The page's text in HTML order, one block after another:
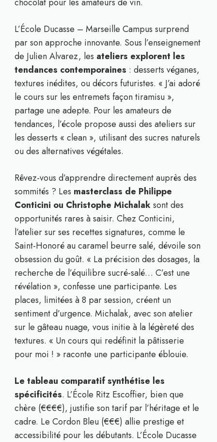
L’École Ducasse – Marseille Campus surprend
par son approche innovante. Sous l’enseignement
de Julien Alvarez, les ateliers explorent les
tendances contemporaines : desserts véganes,
textures inédites, ou décors futuristes. « J’ai adoré
le cours sur les entremets façon tiramisu »,
partage une adepte. Pour les amateurs de
tendances, l’école propose aussi des ateliers sur
les desserts « clean », utilisant des sucres naturels
ou des alternatives végétales.
Rêvez-vous d’apprendre directement auprès des
sommités ? Les masterclass de Philippe
Conticini ou Christophe Michalaksont des
opportunités rares à saisir. Chez Conticini,
l’atelier sur ses recettes signatures, comme le
Saint-Honoré au caramel beurre salé, dévoile son
obsession du goût. « La précision des dosages, la
recherche de l’équilibre sucré-salé… C’est une
révélation », confesse une participante. Les
places, limitées à 8 par session, créent un
sentiment d’urgence. Michalak, avec son atelier
sur le gâteau nuage, vous initie à la légèreté des
textures. « Un cours qui redéfinit la pâtisserie
pour moi ! » raconte une participante éblouie.
Le tableau comparatif synthétise les
spécificités. L’École Ritz Escoffier, bien que
chère (€€€€), justifie son tarif par l’héritage et le
cadre. Le Cordon Bleu (€€€) allie prestige et
accessibilité pour les débutants. L’École Ducasse